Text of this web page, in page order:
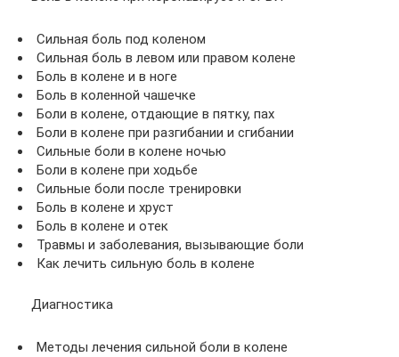
Сильная боль под коленом
Сильная боль в левом или правом колене
Боль в колене и в ноге
Боль в коленной чашечке
Боли в колене, отдающие в пятку, пах
Боли в колене при разгибании и сгибании
Сильные боли в колене ночью
Боли в колене при ходьбе
Сильные боли после тренировки
Боль в колене и хруст
Боль в колене и отек
Травмы и заболевания, вызывающие боли
Как лечить сильную боль в колене
Диагностика
Методы лечения сильной боли в колене